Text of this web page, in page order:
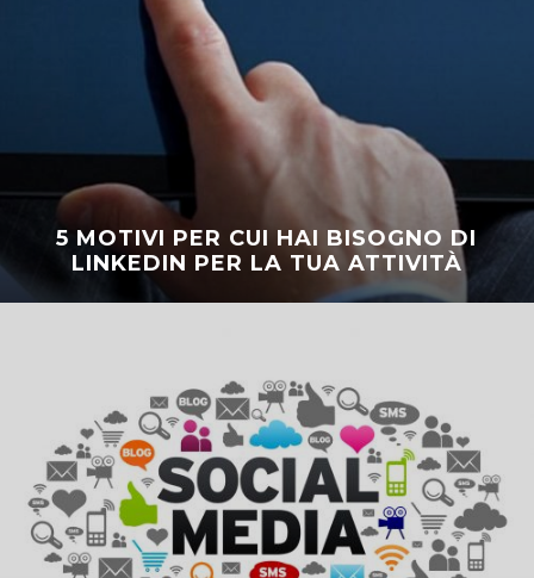
5 MOTIVI PER CUI HAI BISOGNO DI
LINKEDIN PER LA TUA ATTIVITÀ